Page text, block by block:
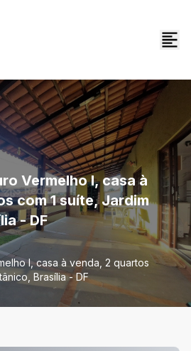
Vermelho I, casa à
com 1 suíte, Jardim
- DF
I, casa à venda, 2 quartos
Brasília - DF